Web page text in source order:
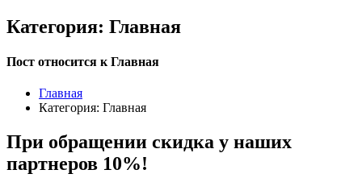
Категория: Главная
Пост относится к Главная
Главная
Категория: Главная
При обращении скидка у наших
партнеров 10%!